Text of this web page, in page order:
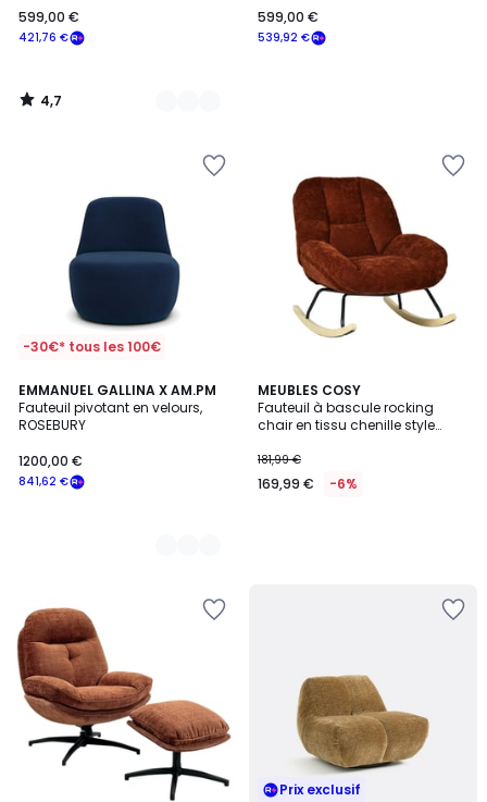
421,76 €
599,00 €
4,7
/
539,92 €
599,00 €
-30€* tous les 100€
EMMANUEL GALLINA X AM.PM
Fauteuil pivotant en velours,
ROSEBURY
841,62 €
1200,00 €
9
Couleurs
MEUBLES COSY
Fauteuil à bascule rocking
chair en tissu chenille style
181,99 €
169,99 € -6%
Prix exclusif